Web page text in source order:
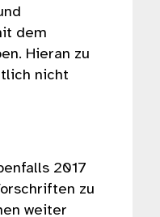
dem
Hieran zu
nicht
2017
zu
weiter